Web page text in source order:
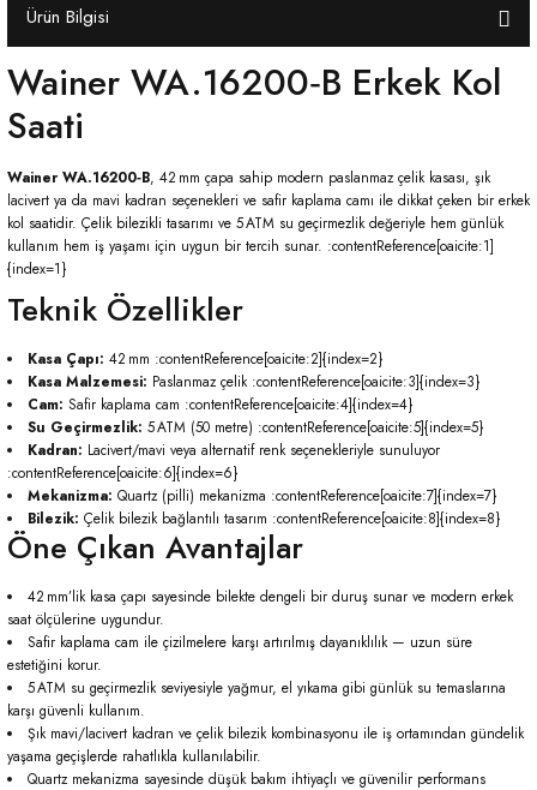
Ürün Bilgisi
Wainer WA.16200‑B Erkek Kol
Saati
Wainer WA.16200‑B, 42 mm çapa sahip modern paslanmaz çelik kasası, şık
lacivert ya da mavi kadran seçenekleri ve safir kaplama camı ile dikkat çeken bir erkek
kol saatidir. Çelik bilezikli tasarımı ve 5 ATM su geçirmezlik değeriyle hem günlük
kullanım hem iş yaşamı için uygun bir tercih sunar. :contentReference[oaicite:1]
{index=1}
Teknik Özellikler
Kasa Çapı: 42 mm :contentReference[oaicite:2]{index=2}
Kasa Malzemesi: Paslanmaz çelik :contentReference[oaicite:3]{index=3}
Cam: Safir kaplama cam :contentReference[oaicite:4]{index=4}
Su Geçirmezlik: 5 ATM (50 metre) :contentReference[oaicite:5]{index=5}
Kadran: Lacivert/mavi veya alternatif renk seçenekleriyle sunuluyor
:contentReference[oaicite:6]{index=6}
Mekanizma: Quartz (pilli) mekanizma :contentReference[oaicite:7]{index=7}
Bilezik: Çelik bilezik bağlantılı tasarım :contentReference[oaicite:8]{index=8}
Öne Çıkan Avantajlar
42 mm’lik kasa çapı sayesinde bilekte dengeli bir duruş sunar ve modern erkek
saat ölçülerine uygundur.
Safir kaplama cam ile çizilmelere karşı artırılmış dayanıklılık — uzun süre
estetiğini korur.
5 ATM su geçirmezlik seviyesiyle yağmur, el yıkama gibi günlük su temaslarına
karşı güvenli kullanım.
Şık mavi/lacivert kadran ve çelik bilezik kombinasyonu ile iş ortamından gündelik
yaşama geçişlerde rahatlıkla kullanılabilir.
Quartz mekanizma sayesinde düşük bakım ihtiyaçlı ve güvenilir performans